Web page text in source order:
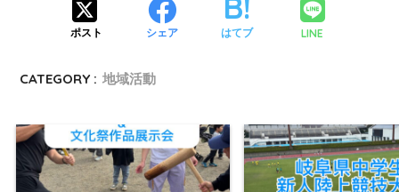
ポスト シェア はてブ LINE
CATEGORY : 地域活動